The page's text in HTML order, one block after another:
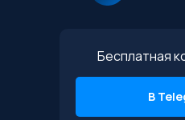
Бесплатная
В